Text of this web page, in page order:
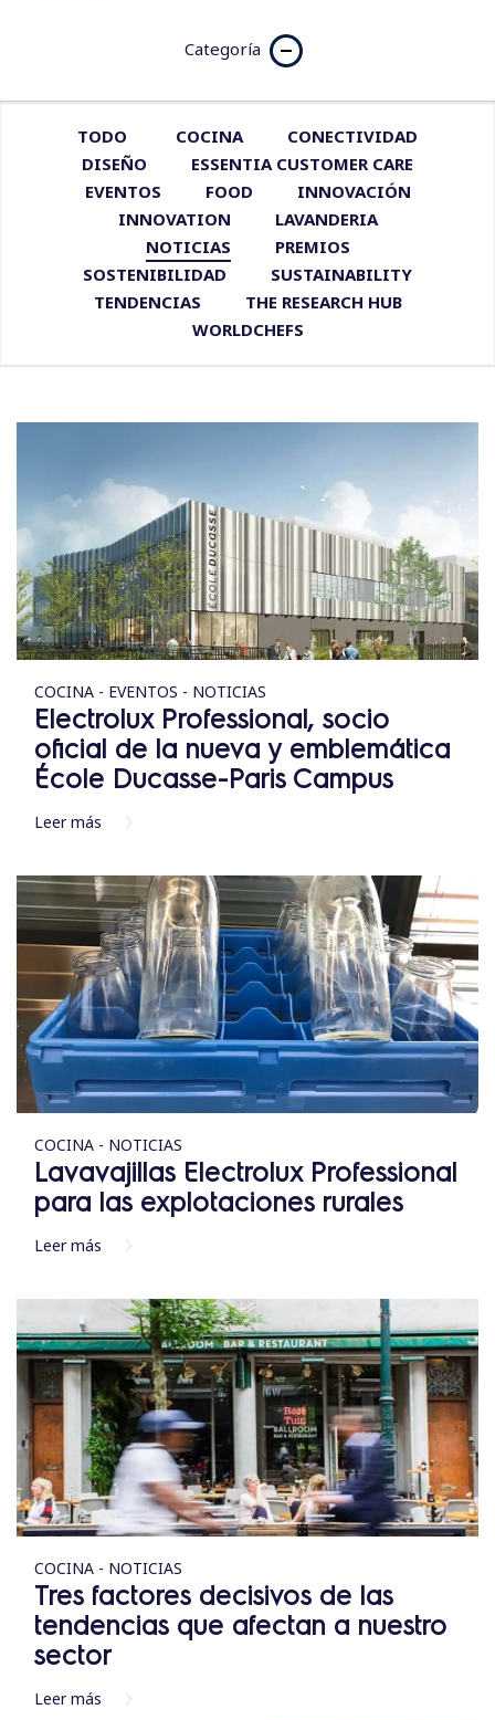
Categoría
TODO COCINA
CONECTIVIDAD
DISEÑO
ESSENTIA CUSTOMER CARE
EVENTOS
FOOD
INNOVACIÓN
INNOVATION
LAVANDERIA
NOTICIAS
PREMIOS
SOSTENIBILIDAD
SUSTAINABILITY
TENDENCIAS
THE RESEARCH HUB
WORLDCHEFS
COCINA - EVENTOS - NOTICIAS
Electrolux Professional, socio
oficial de la nueva y emblemática
École Ducasse-Paris Campus
Leer más
COCINA - NOTICIAS
Lavavajillas Electrolux Professional
para las explotaciones rurales
Leer más
COCINA - NOTICIAS
Tres factores decisivos de las
tendencias que afectan a nuestro
sector
Leer más